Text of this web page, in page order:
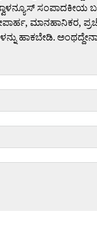
ಸಂಪಾದಕೀಯ
ಮಾನಹಾನಿಕರ,
ಹಾಕಬೇಡಿ.